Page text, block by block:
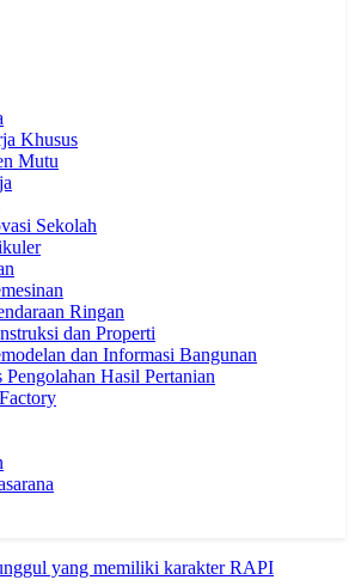
Khusus
Mutu
Sekolah
Ringan
dan Properti
dan Informasi Bangunan
Hasil Pertanian